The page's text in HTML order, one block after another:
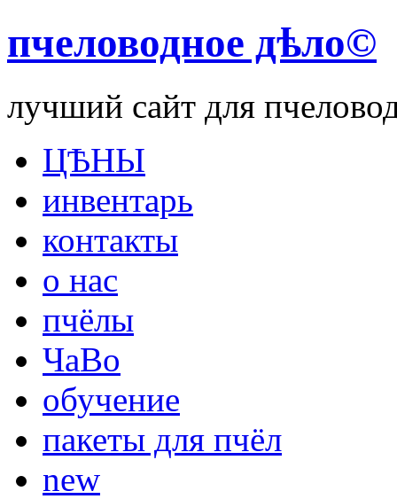
пчеловодное дѣло©
лучший сайт для
ЦѢНЫ
инвентарь
контакты
о нас
пчёлы
ЧаВо
обучение
пакеты для пчёл
new